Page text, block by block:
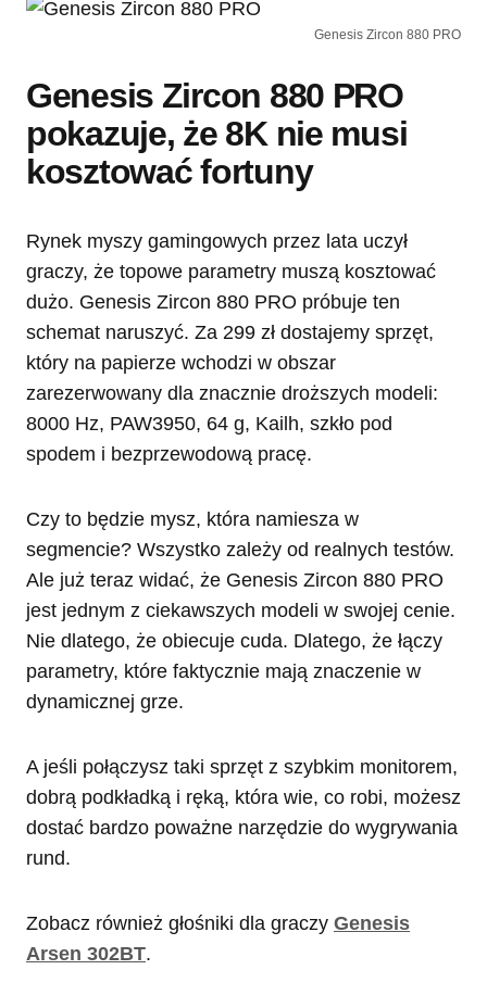
Genesis Zircon 880 PRO
Genesis Zircon 880 PRO
pokazuje, że 8K nie musi
kosztować fortuny
Rynek myszy gamingowych przez lata uczył
graczy, że topowe parametry muszą kosztować
dużo. Genesis Zircon 880 PRO próbuje ten
schemat naruszyć. Za 299 zł dostajemy sprzęt,
który na papierze wchodzi w obszar
zarezerwowany dla znacznie droższych modeli:
8000 Hz, PAW3950, 64 g, Kailh, szkło pod
spodem i bezprzewodową pracę.
Czy to będzie mysz, która namiesza w
segmencie? Wszystko zależy od realnych testów.
Ale już teraz widać, że Genesis Zircon 880 PRO
jest jednym z ciekawszych modeli w swojej cenie.
Nie dlatego, że obiecuje cuda. Dlatego, że łączy
parametry, które faktycznie mają znaczenie w
dynamicznej grze.
A jeśli połączysz taki sprzęt z szybkim monitorem,
dobrą podkładką i ręką, która wie, co robi, możesz
dostać bardzo poważne narzędzie do wygrywania
rund.
Zobacz również głośniki dla graczy Genesis
Arsen 302BT.